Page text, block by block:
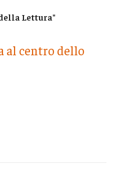
Lettura"
al centro dello